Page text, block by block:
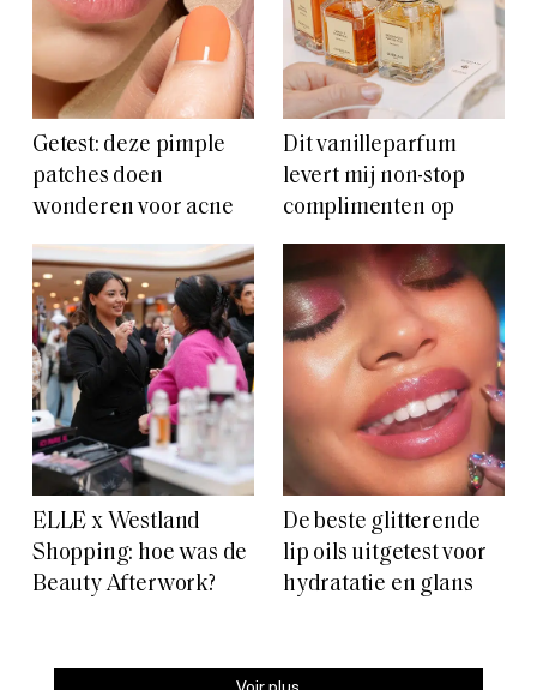
Getest: deze pimple
patches doen
wonderen voor acne
Dit vanilleparfum
levert mij non-stop
complimenten op
ELLE x Westland
Shopping: hoe was de
Beauty Afterwork?
De beste glitterende
lip oils uitgetest voor
hydratatie en glans